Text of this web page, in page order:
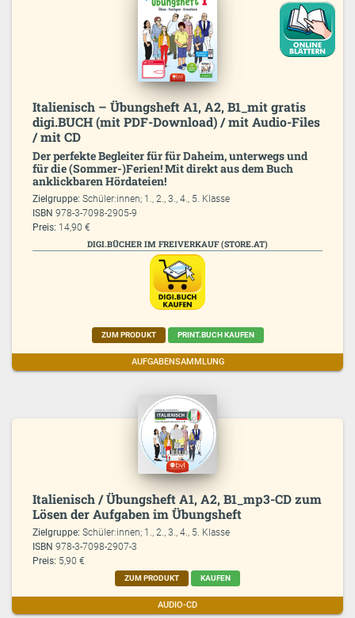
Italienisch – Übungsheft A1, A2, B1_mit gratis
digi.BUCH (mit PDF-Download) / mit Audio-Files
/ mit CD
Der perfekte Begleiter für für Daheim, unterwegs und
für die (Sommer-)Ferien! Mit direkt aus dem Buch
anklickbaren Hördateien!
Zielgruppe:Schüler:innen; 1., 2., 3., 4., 5. Klasse
ISBN978-3-7098-2905-9
Preis: 14,90 €
DIGI.BÜCHER IM FREIVERKAUF (STORE.AT)
ZUM PRODUKT PRINT.BUCH KAUFEN
AUFGABENSAMMLUNG
Italienisch / Übungsheft A1, A2, B1_mp3-CD zum
Lösen der Aufgaben im Übungsheft
Zielgruppe:Schüler:innen; 1., 2., 3., 4., 5. Klasse
ISBN978-3-7098-2907-3
Preis: 5,90 €
ZUM PRODUKT KAUFEN
AUDIO-CD